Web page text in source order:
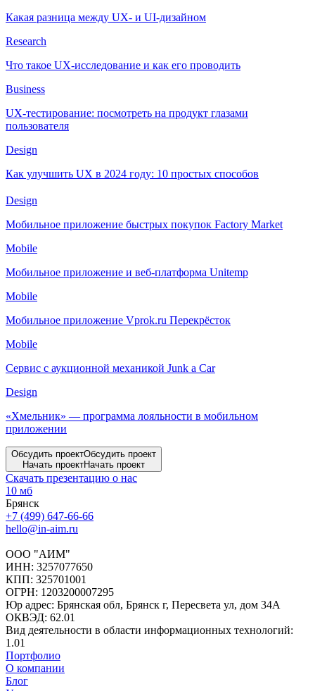
Какая разница между UX- и UI-дизайном
Research
Что такое UX-исследование и как его проводить
Business
UX-тестирование: посмотреть на продукт глазами
пользователя
Design
Как улучшить UX в 2024 году: 10 простых способов
Design
Мобильное приложение быстрых покупок Factory Market
Mobile
Мобильное приложение и веб-платформа Unitemp
Mobile
Мобильное приложение Vprok.ru Перекрёсток
Mobile
Сервис с аукционной механикой Junk a Car
Design
«Хмельник» — программа лояльности в мобильном
приложении
Обсудить проектОбсудить проект
Начать проектНачать проект
Скачать презентацию о нас
10 мб
Брянск
+7 (499) 647-66-66
hello@in-aim.ru
ООО "АИМ"
ИНН: 3257077650
КПП: 325701001
ОГРН: 1203200007295
Юр адрес: Брянская обл, Брянск г, Пересвета ул, дом 34А
ОКВЭД: 62.01
Вид деятельности в области информационных технологий:
1.01
Портфолио
О компании
Блог